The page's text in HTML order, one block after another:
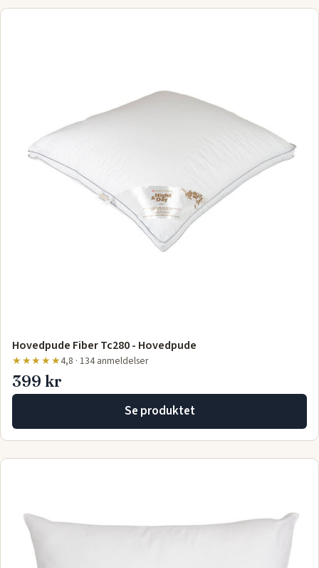
Hovedpude Fiber Tc280 - Hovedpude
★★★★★4,8 · 134 anmeldelser
399 kr
Se produktet